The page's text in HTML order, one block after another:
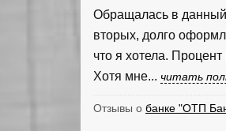
Обращалась в данный
вторых, долго
что я хотела.
Хотя мне... читать
Отзывы о банке "ОТП